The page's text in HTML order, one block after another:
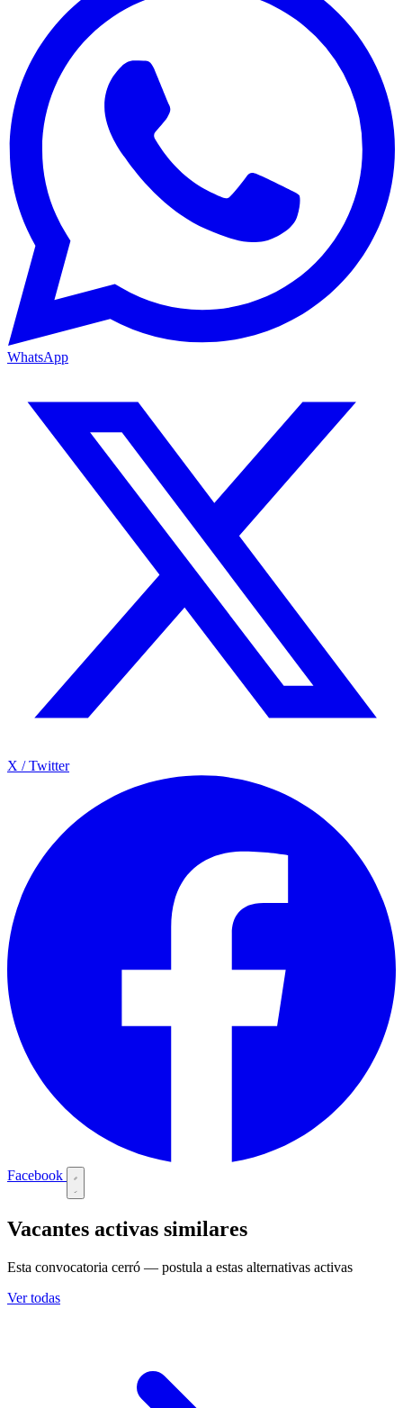
WhatsApp
X / Twitter
Facebook
Vacantes activas similares
Esta convocatoria cerró — postula a estas alternativas activas
Ver todas